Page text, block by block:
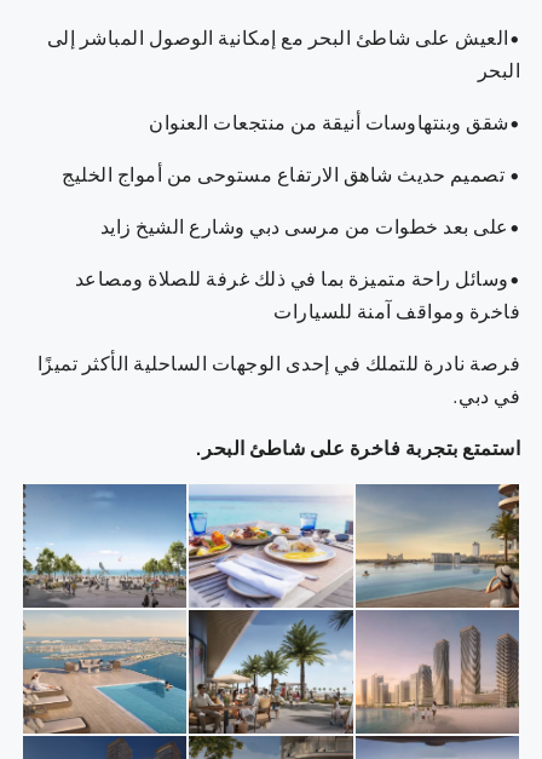
•العيش على شاطئ البحر مع إمكانية الوصول المباشر إلى
البحر
•شقق وبنتهاوسات أنيقة من منتجعات العنوان
• تصميم حديث شاهق الارتفاع مستوحى من أمواج الخليج
•على بعد خطوات من مرسى دبي وشارع الشيخ زايد
•وسائل راحة متميزة بما في ذلك غرفة للصلاة ومصاعد
فاخرة ومواقف آمنة للسيارات
فرصة نادرة للتملك في إحدى الوجهات الساحلية الأكثر تميزًا
في دبي.
استمتع بتجربة فاخرة على شاطئ البحر.